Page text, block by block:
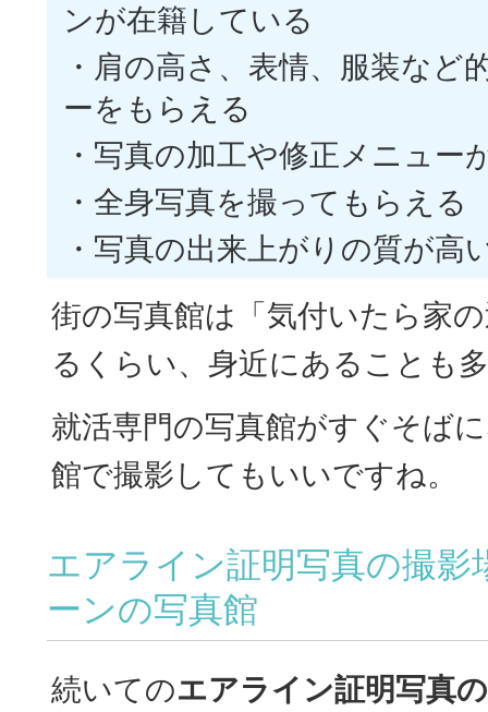
ンが在籍している
・肩の高さ、表情、服装など
ーをもらえる
・写真の加工や修正メニュー
・全身写真を撮ってもらえる
・写真の出来上がりの質が高
街の写真館は「気付いたら家
るくらい、身近にあることも
就活専門の写真館がすぐそば
館で撮影してもいいですね。
エアライン証明写真の撮影
ーンの写真館
続いてのエアライン証明写真